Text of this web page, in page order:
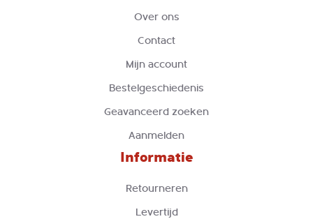
Over ons
Contact
Mijn account
Bestelgeschiedenis
Geavanceerd zoeken
Aanmelden
Informatie
Retourneren
Levertijd